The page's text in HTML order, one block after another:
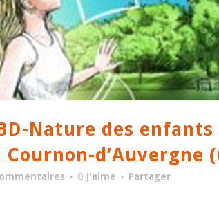
Nature des enfants
d’Auvergne
0 J'aime Partager